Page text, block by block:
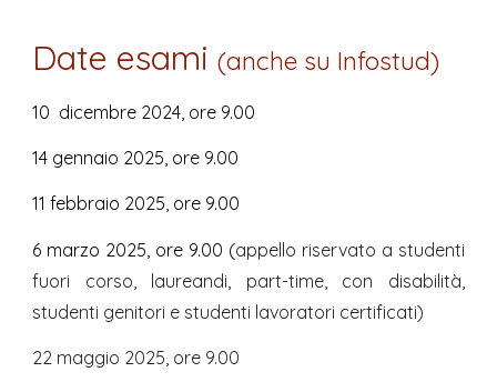
Date esami(anche su Infostud)
10 dicembre 2024, ore 9.00
14 gennaio 2025, ore 9.00
11 febbraio 2025, ore 9.00
6 marzo 2025, ore 9.00 (appello riservato a studenti
fuori corso, laureandi, part-time, con disabilità,
studenti genitori e studenti lavoratori certificati)
22 maggio 2025, ore 9.00